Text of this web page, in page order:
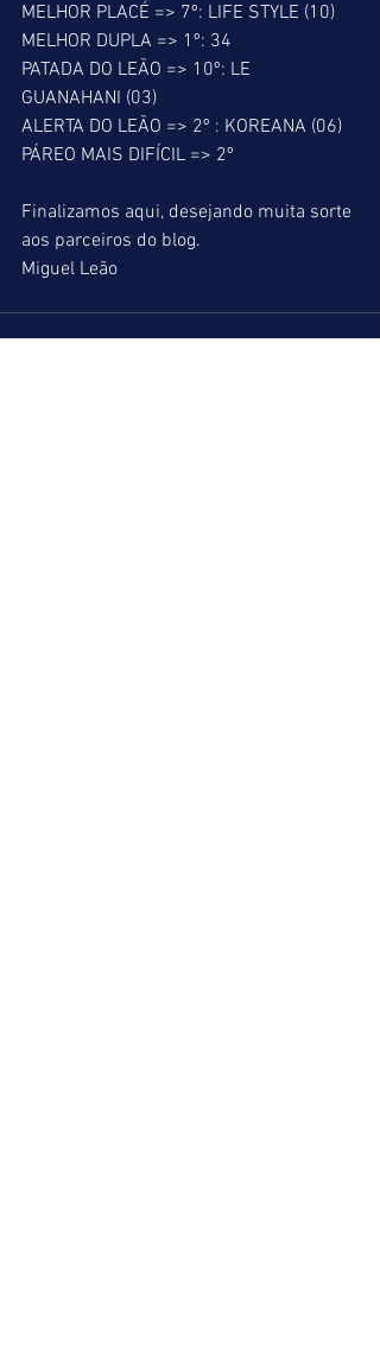
MELHOR PLACÉ => 7º: LIFE STYLE (10)
MELHOR DUPLA => 1º: 34
PATADA DO LEÃO => 10º: LE
GUANAHANI (03)
ALERTA DO LEÃO => 2º : KOREANA (06)
PÁREO MAIS DIFÍCIL => 2º
Finalizamos aqui, desejando muita sorte
aos parceiros do blog.
Miguel Leão